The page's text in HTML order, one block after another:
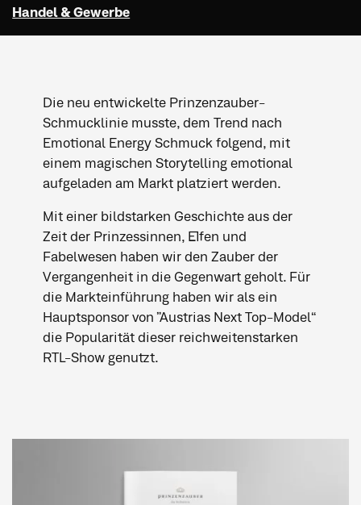
Handel & Gewerbe
Die neu entwickelte Prinzenzauber-
Schmucklinie musste, dem Trend nach
Emotional Energy Schmuck folgend, mit
einem magischen Storytelling emotional
aufgeladen am Markt platziert werden.
Mit einer bildstarken Geschichte aus der
Zeit der Prinzessinnen, Elfen und
Fabelwesen haben wir den Zauber der
Vergangenheit in die Gegenwart geholt. Für
die Markteinführung haben wir als ein
Hauptsponsor von ”Austrias Next Top-Model“
die Popularität dieser reichweitenstarken
RTL-Show genutzt.